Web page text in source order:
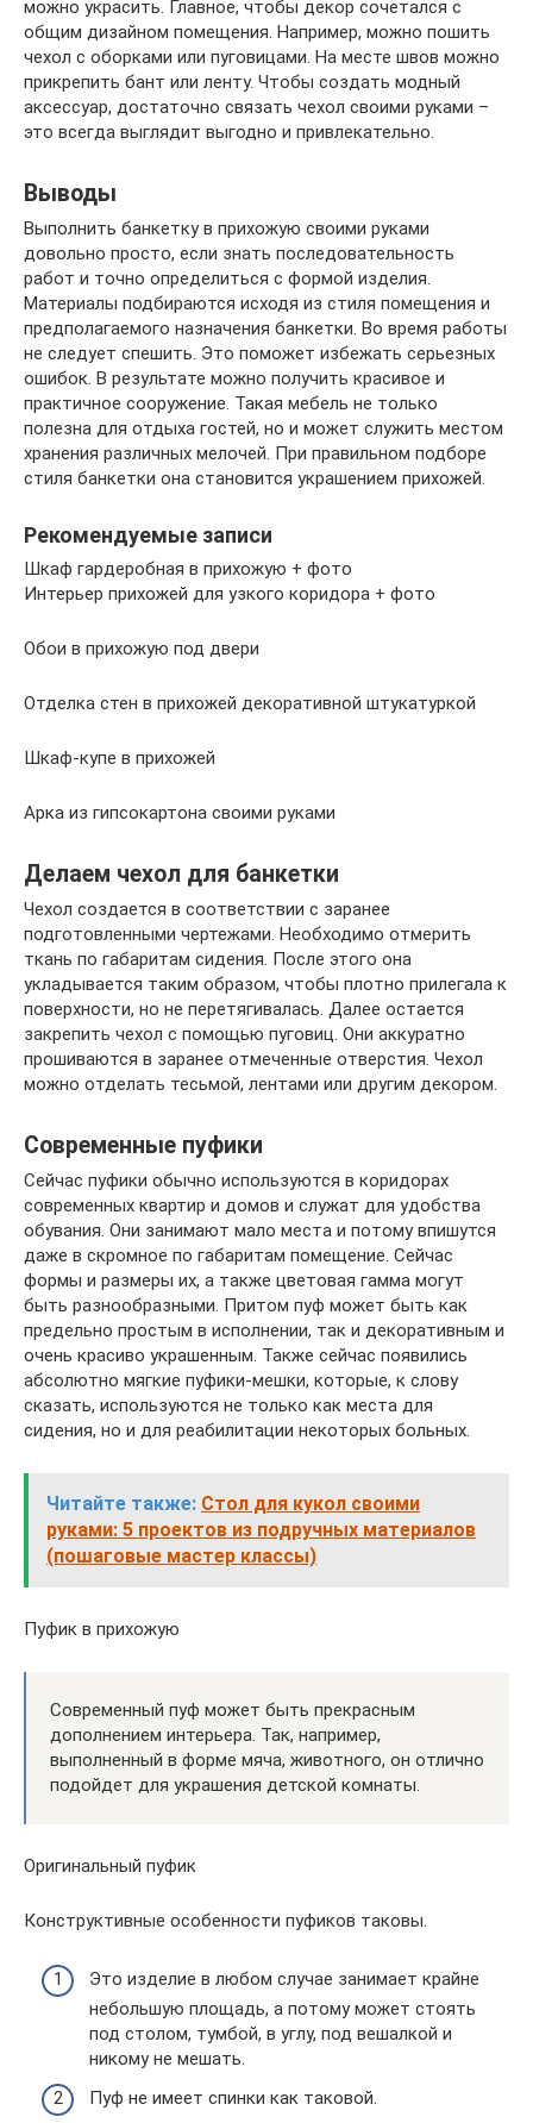
можно украсить. Главное, чтобы декор сочетался с
общим дизайном помещения. Например, можно пошить
чехол с оборками или пуговицами. На месте швов можно
прикрепить бант или ленту. Чтобы создать модный
аксессуар, достаточно связать чехол своими руками –
это всегда выглядит выгодно и привлекательно.
Выводы
Выполнить банкетку в прихожую своими руками
довольно просто, если знать последовательность
работ и точно определиться с формой изделия.
Материалы подбираются исходя из стиля помещения и
предполагаемого назначения банкетки. Во время работы
не следует спешить. Это поможет избежать серьезных
ошибок. В результате можно получить красивое и
практичное сооружение. Такая мебель не только
полезна для отдыха гостей, но и может служить местом
хранения различных мелочей. При правильном подборе
стиля банкетки она становится украшением прихожей.
Рекомендуемые записи
Шкаф гардеробная в прихожую + фото
Интерьер прихожей для узкого коридора + фото
Обои в прихожую под двери
Отделка стен в прихожей декоративной штукатуркой
Шкаф-купе в прихожей
Арка из гипсокартона своими руками
Делаем чехол для банкетки
Чехол создается в соответствии с заранее
подготовленными чертежами. Необходимо отмерить
ткань по габаритам сидения. После этого она
укладывается таким образом, чтобы плотно прилегала к
поверхности, но не перетягивалась. Далее остается
закрепить чехол с помощью пуговиц. Они аккуратно
прошиваются в заранее отмеченные отверстия. Чехол
можно отделать тесьмой, лентами или другим декором.
Современные пуфики
Сейчас пуфики обычно используются в коридорах
современных квартир и домов и служат для удобства
обувания. Они занимают мало места и потому впишутся
даже в скромное по габаритам помещение. Сейчас
формы и размеры их, а также цветовая гамма могут
быть разнообразными. Притом пуф может быть как
предельно простым в исполнении, так и декоративным и
очень красиво украшенным. Также сейчас появились
абсолютно мягкие пуфики-мешки, которые, к слову
сказать, используются не только как места для
сидения, но и для реабилитации некоторых больных.
Читайте также: Стол для кукол своими
руками: 5 проектов из подручных материалов
(пошаговые мастер классы)
Пуфик в прихожую
Современный пуф может быть прекрасным
дополнением интерьера. Так, например,
выполненный в форме мяча, животного, он отлично
подойдет для украшения детской комнаты.
Оригинальный пуфик
Конструктивные особенности пуфиков таковы.
Это изделие в любом случае занимает крайне
небольшую площадь, а потому может стоять
под столом, тумбой, в углу, под вешалкой и
никому не мешать.
Пуф не имеет спинки как таковой.